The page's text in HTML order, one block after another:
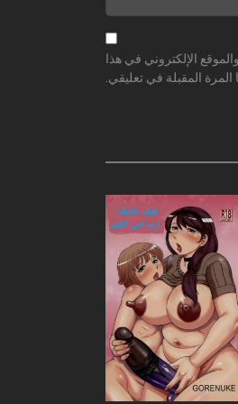
الإلكتروني في هذا
المقبلة في تعليقي.